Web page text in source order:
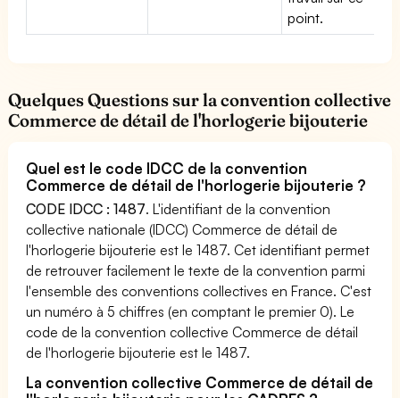
point.
Quelques Questions sur la convention collective
Commerce de détail de l'horlogerie bijouterie
Quel est le code IDCC de la convention
Commerce de détail de l'horlogerie bijouterie ?
CODE IDCC : 1487. L'identifiant de la convention
collective nationale (IDCC) Commerce de détail de
l'horlogerie bijouterie est le 1487. Cet identifiant permet
de retrouver facilement le texte de la convention parmi
l'ensemble des conventions collectives en France. C'est
un numéro à 5 chiffres (en comptant le premier 0). Le
code de la convention collective Commerce de détail
de l'horlogerie bijouterie est le 1487.
La convention collective Commerce de détail de